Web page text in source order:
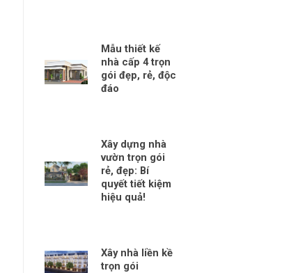
Mẫu thiết kế
nhà cấp 4 trọn
gói đẹp, rẻ, độc
đáo
Xây dựng nhà
vườn trọn gói
rẻ, đẹp: Bí
quyết tiết kiệm
hiệu quả!
Xây nhà liền kề
trọn gói